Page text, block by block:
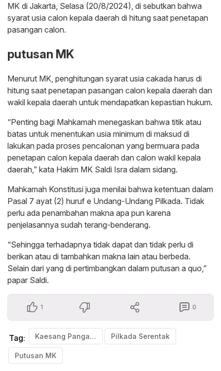
MK di Jakarta, Selasa (20/8/2024), di sebutkan bahwa
syarat usia calon kepala daerah di hitung saat penetapan
pasangan calon.
putusan MK
Menurut MK, penghitungan syarat usia cakada harus di
hitung saat penetapan pasangan calon kepala daerah dan
wakil kepala daerah untuk mendapatkan kepastian hukum.
“Penting bagi Mahkamah menegaskan bahwa titik atau
batas untuk menentukan usia minimum di maksud di
lakukan pada proses pencalonan yang bermuara pada
penetapan calon kepala daerah dan calon wakil kepala
daerah,” kata Hakim MK Saldi Isra dalam sidang.
Mahkamah Konstitusi juga menilai bahwa ketentuan dalam
Pasal 7 ayat (2) huruf e Undang-Undang Pilkada. Tidak
perlu ada penambahan makna apa pun karena
penjelasannya sudah terang-benderang.
“Sehingga terhadapnya tidak dapat dan tidak perlu di
berikan atau di tambahkan makna lain atau berbeda.
Selain dari yang di pertimbangkan dalam putusan a quo,”
papar Saldi.
1 0
Tag: Kaesang Pangarep Pilkada Serentak
Putusan MK